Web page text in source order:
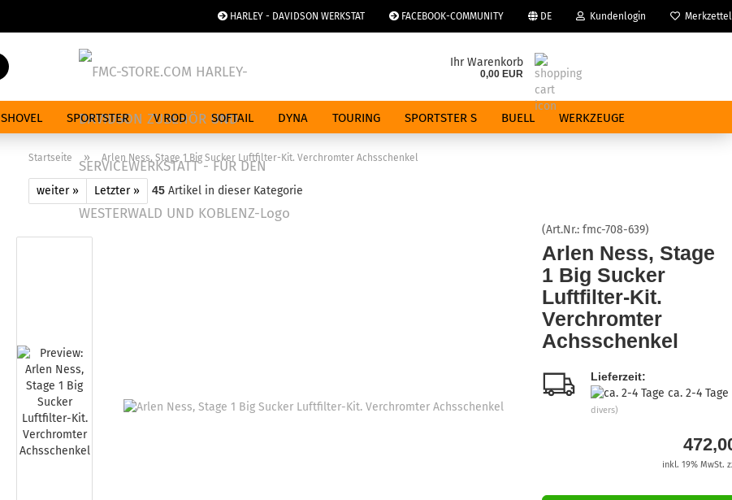
HARLEY - DAVIDSON WERKSTAT FACEBOOK-COMMUNITY DE Kundenlogin Merkzettel
Suche... Ihr Warenkorb
0,00 EUR
SHOVEL SPORTSTER V ROD SOFTAIL DYNA TOURING SPORTSTER S BUELL WERKZEUGE
Startseite » Arlen Ness, Stage 1 Big Sucker Luftfilter-Kit. Verchromter Achsschenkel
weiter » Letzter » 45 Artikel in dieser Kategorie
(Art.Nr.: fmc-708-639)
Arlen Ness, Stage
1 Big Sucker
Luftfilter-Kit.
Verchromter
Achsschenkel
Lieferzeit:
ca. 2-4 Tage
divers)
inkl. 19% MwSt.